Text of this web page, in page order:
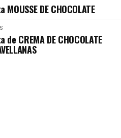
MOUSSE DE CHOCOLATE
de CREMA DE CHOCOLATE